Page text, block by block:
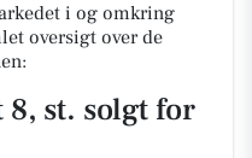
i og omkring
oversigt over de
st. solgt for